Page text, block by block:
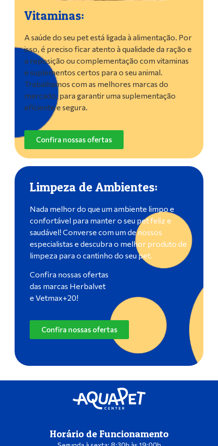
Vitaminas:
A saúde do seu pet está ligada à alimentação. Por
isso, é preciso ficar atento à qualidade da ração e
a reposição ou complementação com vitaminas
e suplementos certos para o seu animal.
Trabalhamos com as melhores marcas do
mercado, para garantir uma suplementação
eficiente e segura.
Confira nossas ofertas
Limpeza de Ambientes:
Nada melhor do que um ambiente limpo e
confortável para manter o seu pet feliz e
saudável! Converse com um de nossos
especialistas e descubra o melhor produto de
limpeza para o cantinho do seu pet.
Confira nossas ofertas
das marcas Herbalvet
e Vetmax+20!
Confira nossas ofertas
Horário de Funcionamento